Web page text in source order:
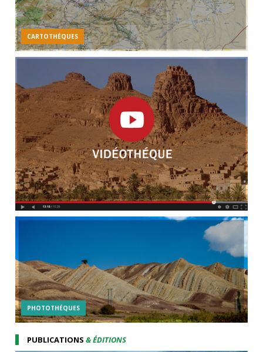
CARTOTHÉQUES
PHOTOTHÉQUES
PUBLICATIONS& ÉDITIONS